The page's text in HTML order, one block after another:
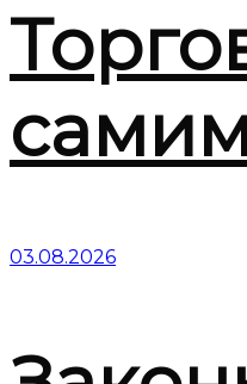
03.08.2026